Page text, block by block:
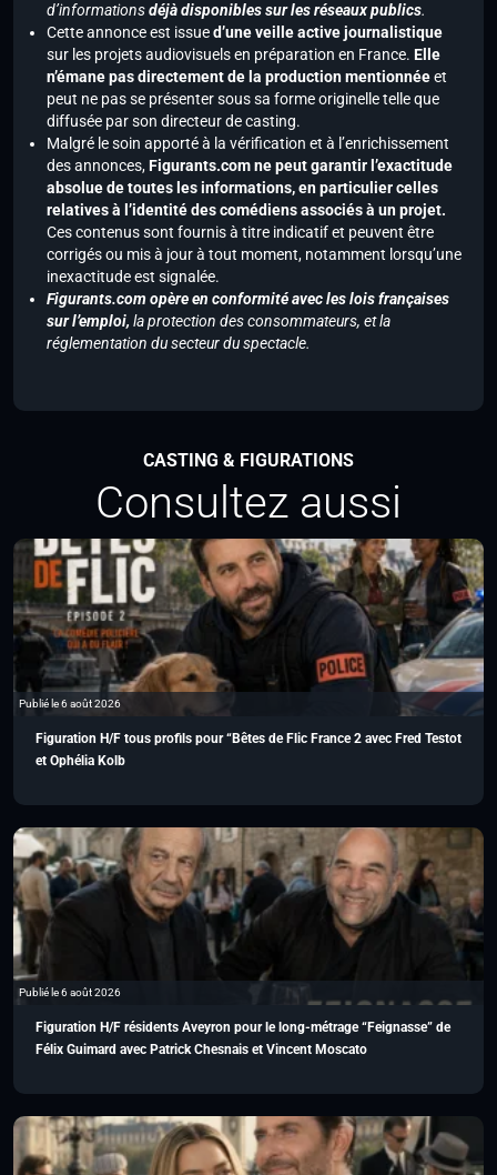
d’informationsdéjà disponibles sur les réseaux publics.
Cette annonce est issued’une veille active journalistique
sur les projets audiovisuels en préparation en France. Elle
n’émane pas directement de la production mentionnéeet
peut ne pas se présenter sous sa forme originelle telle que
diffusée par son directeur de casting.
Malgré le soin apporté à la vérification et à l’enrichissement
des annonces,Figurants.com ne peut garantir l’exactitude
absolue de toutes les informations, en particulier celles
relatives à l’identité des comédiens associés à un projet.
Ces contenus sont fournis à titre indicatif et peuvent être
corrigés ou mis à jour à tout moment, notamment lorsqu’une
inexactitude est signalée.
Figurants.com opère en conformité avec les lois françaises
sur l’emploi, la protection des consommateurs, et la
réglementation du secteur du spectacle.
CASTING & FIGURATIONS
Consultez aussi
Publié le 6 août 2026
Figuration H/F tous profils pour “Bêtes de Flic France 2 avec Fred Testot
et Ophélia Kolb
Publié le 6 août 2026
Figuration H/F résidents Aveyron pour le long-métrage “Feignasse” de
Félix Guimard avec Patrick Chesnais et Vincent Moscato